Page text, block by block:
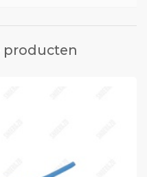
producten